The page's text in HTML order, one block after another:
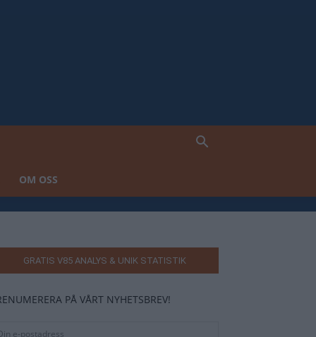
OM OSS
GRATIS V85 ANALYS & UNIK STATISTIK
PÅ VÅRT NYHETSBREV!